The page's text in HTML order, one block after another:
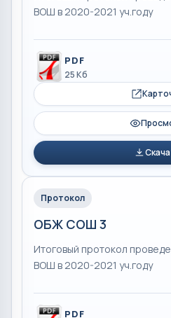
ВОШ в 2020-2021 уч.году
PDF
25 Кб
Протокол
ОБЖ СОШ 3
Итоговый протокол
ВОШ в 2020-2021 уч.году
PDF